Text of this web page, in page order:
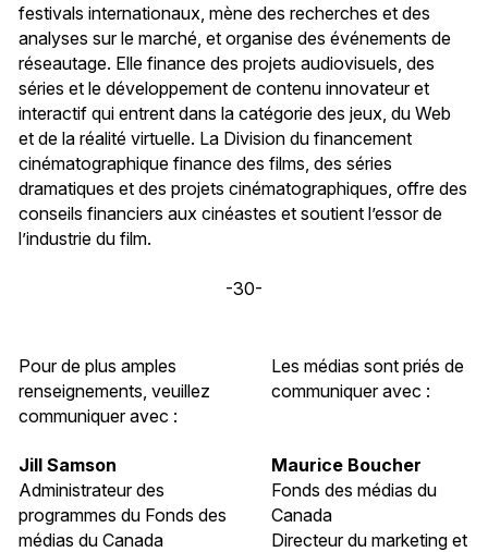
festivals internationaux, mène des recherches et des
analyses sur le marché, et organise des événements de
réseautage. Elle finance des projets audiovisuels, des
séries et le développement de contenu innovateur et
interactif qui entrent dans la catégorie des jeux, du Web
et de la réalité virtuelle. La Division du financement
cinématographique finance des films, des séries
dramatiques et des projets cinématographiques, offre des
conseils financiers aux cinéastes et soutient l’essor de
l’industrie du film.
-30-
Pour de plus amples
renseignements, veuillez
communiquer avec :
Les médias sont priés de
communiquer avec :
Jill Samson
Administrateur des
programmes du Fonds des
médias du Canada
Maurice Boucher
Fonds des médias du
Canada
Directeur du marketing et